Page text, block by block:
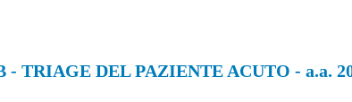
- TRIAGE DEL PAZIENTE ACUTO - a.a.